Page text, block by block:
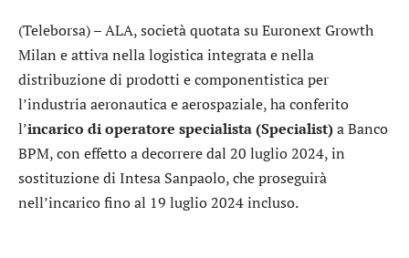
(Teleborsa) –ALA, società quotata su Euronext Growth
Milan e attiva nella logistica integrata e nella
distribuzione di prodotti e componentistica per
l’industria aeronautica e aerospaziale, ha conferito
l’incarico di operatore specialista (Specialist)aBanco
BPM, con effetto a decorrere dal 20 luglio 2024, in
sostituzione di Intesa Sanpaolo, che proseguirà
nell’incarico fino al 19 luglio 2024 incluso.